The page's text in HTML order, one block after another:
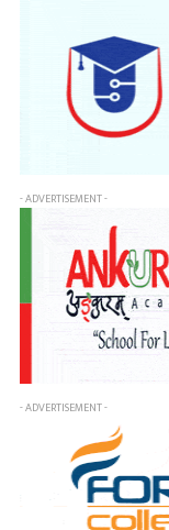
- ADVERTISEMENT -
- ADVERTISEMENT -